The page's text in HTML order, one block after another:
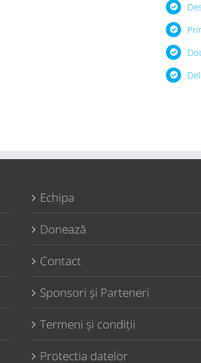
Echipa
Donează
Contact
Sponsori şi Parteneri
Termeni şi condiţii
Protectia datelor